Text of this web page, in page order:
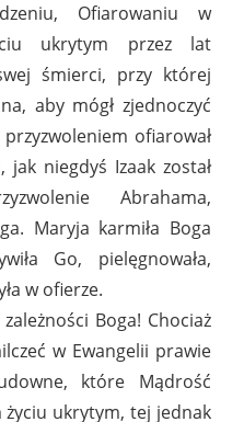
Ofiarowaniu w
ukrytym przez lat
śmierci, przy której
aby mógł zjednoczyć
ofiarował
jak niegdyś Izaak został
Abrahama,
Maryja karmiła Boga
Go, pielęgnowała,
w ofierze.
Boga! Chociaż
w Ewangelii prawie
które Mądrość
życiu ukrytym, tej jednak